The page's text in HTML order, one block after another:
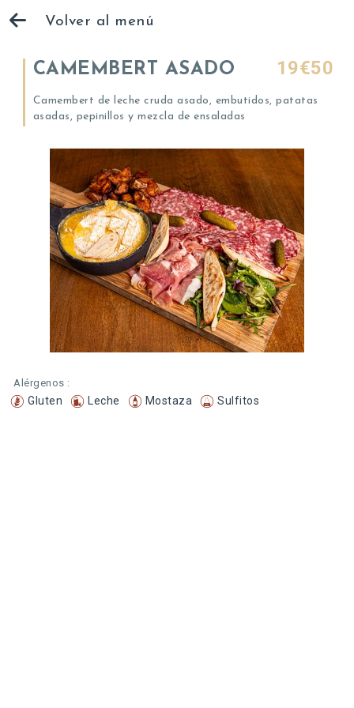
Volver al menú
CAMEMBERT ASADO 19€50
Camembert de leche cruda asado, embutidos, patatas
asadas, pepinillos y mezcla de ensaladas
Alérgenos :
Gluten Leche Mostaza Sulfitos